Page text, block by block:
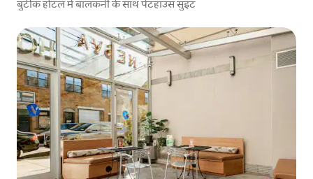
बुटीक होटल में बालकनी के साथ पेंटहाउस सुइट